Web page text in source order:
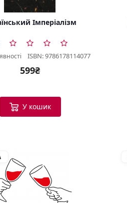
Імперіалізм
ISBN: 9786178114077
599₴
У кошик